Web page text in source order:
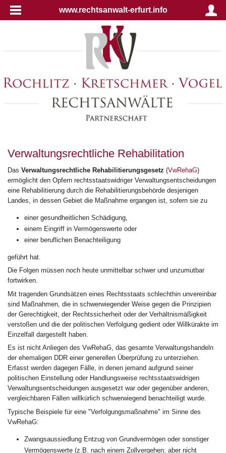
www.rechtsanwalt-erfurt.info
Verwaltungsrechtliche Rehabilitation
Das Verwaltungsrechtliche Rehabilitierungsgesetz (VwRehaG)
ermöglicht den Opfern rechtsstaatswidriger Verwaltungsentscheidungen
eine Rehabilitierung durch die Rehabilitierungsbehörde desjenigen
Landes, in dessen Gebiet die Maßnahme ergangen ist, sofern sie zu
einer gesundheitlichen Schädigung,
einem Eingriff in Vermögenswerte oder
einer beruflichen Benachteiligung
geführt hat.
Die Folgen müssen noch heute unmittelbar schwer und unzumutbar
fortwirken.
Mit tragenden Grundsätzen eines Rechtsstaats schlechthin unvereinbar
sind Maßnahmen, die in schwerwiegender Weise gegen die Prinzipien
der Gerechtigkeit, der Rechtssicherheit oder der Verhältnismäßigkeit
verstoßen und die der politischen Verfolgung gedient oder Willkürakte im
Einzelfall dargestellt haben.
Es ist nicht Anliegen des VwRehaG, das gesamte Verwaltungshandeln
der ehemaligen DDR einer generellen Überprüfung zu unterziehen.
Erfasst werden dagegen Fälle, in denen jemand aufgrund seiner
politischen Einstellung oder Handlungsweise rechtsstaatswidrigen
Verwaltungsentscheidungen ausgesetzt war oder gegenüber anderen,
vergleichbaren Fällen willkürlich schwerwiegend benachteiligt wurde.
Typische Beispiele für eine "Verfolgungsmaßnahme" im Sinne des
VwRehaG:
Zwangsaussiedlung Entzug von Grundvermögen oder sonstiger
Vermögenswerte (z.B. nach einem Zollvergehen; aber nicht